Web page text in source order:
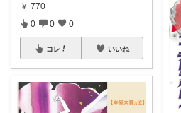
￥ 770
0 0 0
コレ いいね